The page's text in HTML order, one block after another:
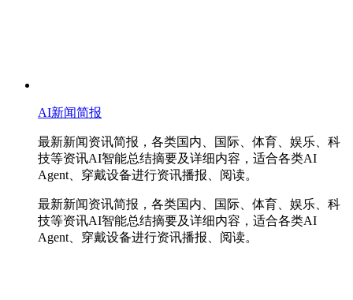
AI新闻简报
最新新闻资讯简报，各类国内、国际、体育、娱乐、科
技等资讯AI智能总结摘要及详细内容，适合各类AI
Agent、穿戴设备进行资讯播报、阅读。
最新新闻资讯简报，各类国内、国际、体育、娱乐、科
技等资讯AI智能总结摘要及详细内容，适合各类AI
Agent、穿戴设备进行资讯播报、阅读。